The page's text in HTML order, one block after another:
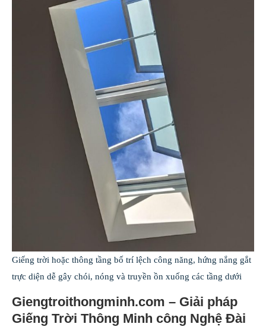
Giếng trời hoặc thông tầng bố trí lệch công năng, hứng nắng gắt
trực diện dễ gây chói, nóng và truyền ồn xuống các tầng dưới
Giengtroithongminh.com – Giải pháp
Giếng Trời Thông Minh công Nghệ Đài